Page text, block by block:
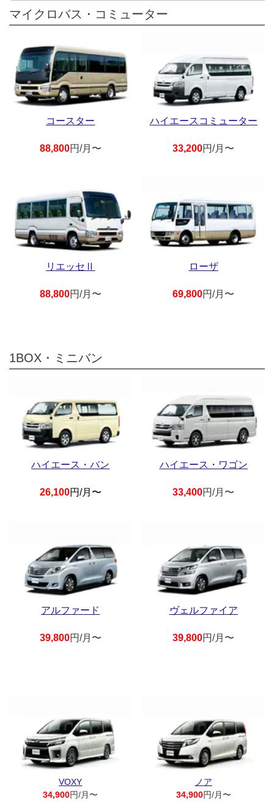
マイクロバス・コミューター
コースター
88,800円/月〜
ハイエースコミューター
33,200円/月〜
リエッセⅡ
88,800円/月〜
ローザ
69,800円/月〜
1BOX・ミニバン
ハイエース・バン
26,100円/月〜
ハイエース・ワゴン
33,400円/月〜
アルファード
39,800円/月〜
ヴェルファイア
39,800円/月〜
VOXY
34,900円/月〜
ノア
34,900円/月〜